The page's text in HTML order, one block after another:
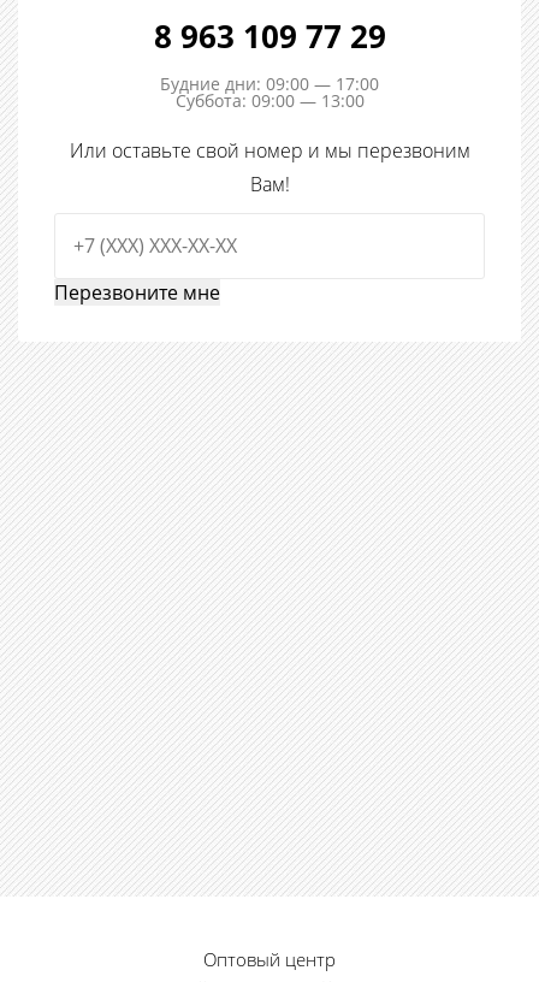
8 963 109 77 29
Будние дни: 09:00 — 17:00
Суббота: 09:00 — 13:00
Или оставьте свой номер и мы перезвоним
Вам!
Оптовый центр